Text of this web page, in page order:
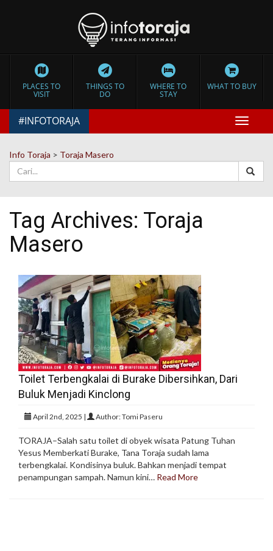
PLACES TO
VISIT
THINGS TO
DO
WHERE TO
STAY
WHAT TO BUY
Toggle
#INFOTORAJA
Info Toraja > Toraja Masero
Tag Archives: Toraja
Masero
Toilet Terbengkalai di Burake Dibersihkan, Dari
Buluk Menjadi Kinclong
April 2nd, 2025 | Author: Tomi Paseru
TORAJA–Salah satu toilet di obyek wisata Patung Tuhan
Yesus Memberkati Burake, Tana Toraja sudah lama
terbengkalai. Kondisinya buluk. Bahkan menjadi tempat
penampungan sampah. Namun kini… Read More